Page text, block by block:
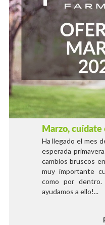
Marzo, cuídate
Ha llegado el mes
esperada
cambios bruscos
muy importante
como por dentro.
ayudamos a ello!...